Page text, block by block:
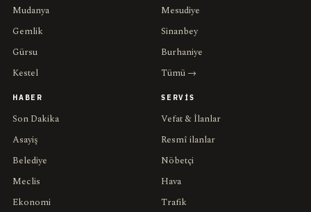
Mudanya
Gemlik
Gürsu
Kestel
Mesudiye
Sinanbey
Burhaniye
Tümü →
HABER
Son Dakika
Asayiş
Belediye
Meclis
Ekonomi
SERVIS
Vefat & İlanlar
Resmî ilanlar
Nöbetçi
Hava
Trafik